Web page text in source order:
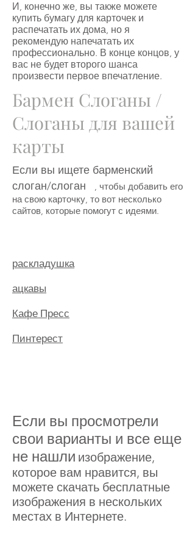
И, конечно же, вы также можете
купить бумагу для карточек и
распечатать их дома, но я
рекомендую напечатать их
профессионально. В конце концов, у
вас не будет второго шанса
произвести первое впечатление.
Бармен Слоганы /
Слоганы для вашей
карты
Если вы ищете барменский
слоган/слоган
, чтобы добавить его
на свою карточку, то вот несколько
сайтов, которые помогут с идеями.
раскладушка
ацкавы
Кафе Пресс
Пинтерест
Если вы просмотрели
свои варианты и все еще
не нашли изображение,
которое вам нравится, вы
можете скачать бесплатные
изображения в нескольких
местах в Интернете.